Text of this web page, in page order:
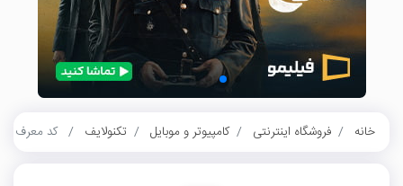
خانه فروشگاه اینترنتی کامپیوتر و موبایل تکنولایف کد معرف 100 هزار تومانی اولین خرید تکنولایف